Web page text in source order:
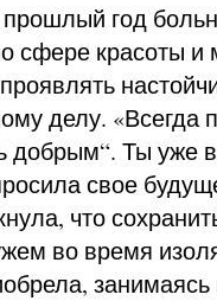
год
сфере красоты
делу. «Всегда
добрым“. Ты уже
свое
что
во время